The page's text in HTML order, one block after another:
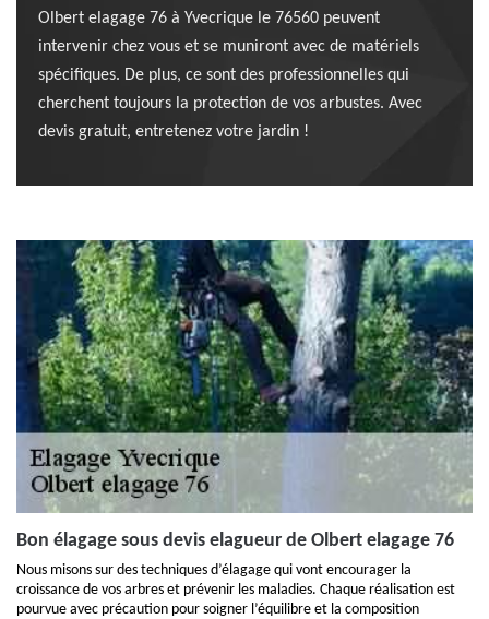
Olbert elagage 76 à Yvecrique le 76560 peuvent
intervenir chez vous et se muniront avec de matériels
spécifiques. De plus, ce sont des professionnelles qui
cherchent toujours la protection de vos arbustes. Avec
devis gratuit, entretenez votre jardin !
Bon élagage sous devis elagueur de Olbert elagage 76
Nous misons sur des techniques d’élagage qui vont encourager la
croissance de vos arbres et prévenir les maladies. Chaque réalisation est
pourvue avec précaution pour soigner l’équilibre et la composition